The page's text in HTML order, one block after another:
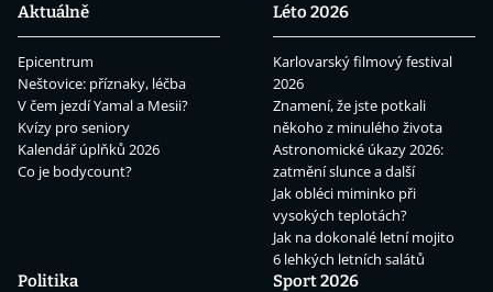
Aktuálně
Epicentrum
Neštovice: příznaky, léčba
V čem jezdí Yamal a Mesii?
Kvízy pro seniory
Kalendář úplňků 2026
Co je bodycount?
Léto 2026
Karlovarský filmový festival
2026
Znamení, že jste potkali
někoho z minulého života
Astronomické úkazy 2026:
zatmění slunce a další
Jak obléci miminko při
vysokých teplotách?
Jak na dokonalé letní mojito
6 lehkých letních salátů
Politika
Sport 2026